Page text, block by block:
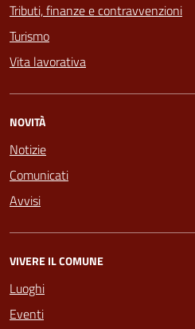
Tributi, finanze e contravvenzioni
Turismo
Vita lavorativa
NOVITÀ
Notizie
Comunicati
Avvisi
VIVERE IL COMUNE
Luoghi
Eventi